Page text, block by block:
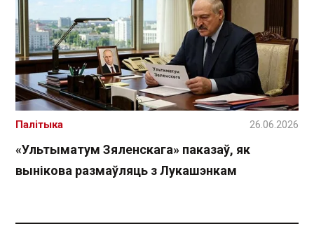
«Ультыматум Зяленскага» паказаў, як
вынікова размаўляць з Лукашэнкам
Палітыка 26.06.2026